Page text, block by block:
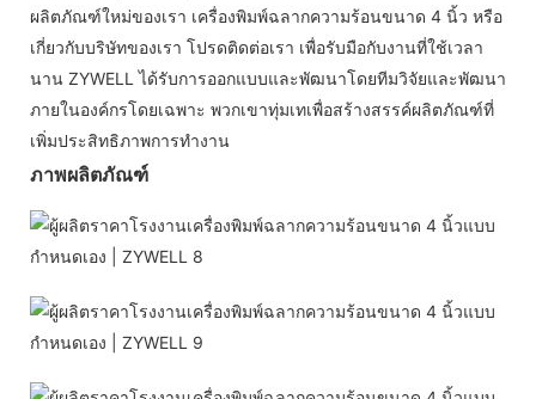
ผลิตภัณฑ์ใหม่ของเรา เครื่องพิมพ์ฉลากความร้อนขนาด 4 นิ้ว หรือ
เกี่ยวกับบริษัทของเรา โปรดติดต่อเรา เพื่อรับมือกับงานที่ใช้เวลา
นาน ZYWELL ได้รับการออกแบบและพัฒนาโดยทีมวิจัยและพัฒนา
ภายในองค์กรโดยเฉพาะ พวกเขาทุ่มเทเพื่อสร้างสรรค์ผลิตภัณฑ์ที่
เพิ่มประสิทธิภาพการทำงาน
ภาพผลิตภัณฑ์